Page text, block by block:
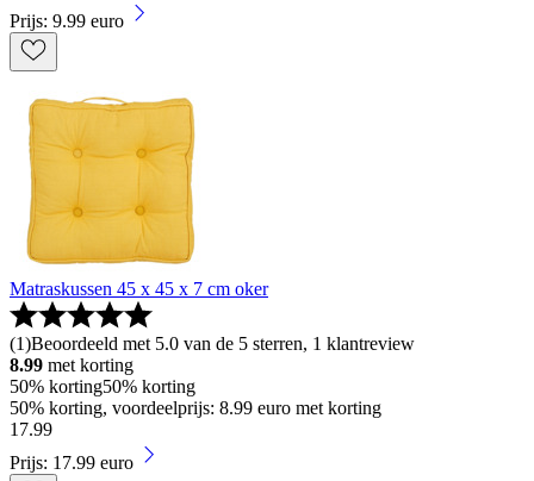
Prijs: 9.99 euro
Matraskussen 45 x 45 x 7 cm oker
(1)Beoordeeld met 5.0 van de 5 sterren, 1 klantreview
8.99 met korting
50% korting50% korting
50% korting, voordeelprijs: 8.99 euro met korting
17.99
Prijs: 17.99 euro